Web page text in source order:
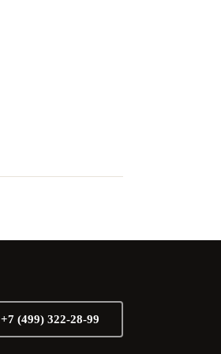
+7 (499) 322-28-99